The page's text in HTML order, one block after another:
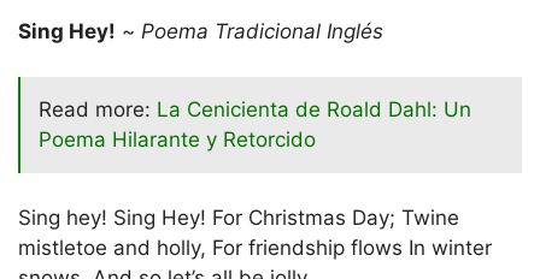
Sing Hey! ~ Poema Tradicional Inglés
Read more: La Cenicienta de Roald Dahl: Un
Poema Hilarante y Retorcido
Sing hey! Sing Hey! For Christmas Day; Twine
mistletoe and holly, For friendship flows In winter